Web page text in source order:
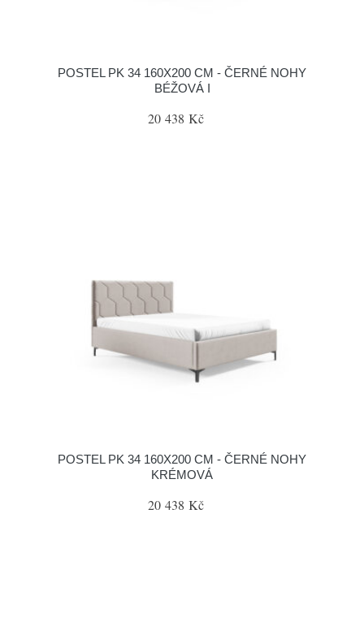
POSTEL PK 34 160X200 CM - ČERNÉ NOHY
BÉŽOVÁ I
20 438 Kč
POSTEL PK 34 160X200 CM - ČERNÉ NOHY
KRÉMOVÁ
20 438 Kč